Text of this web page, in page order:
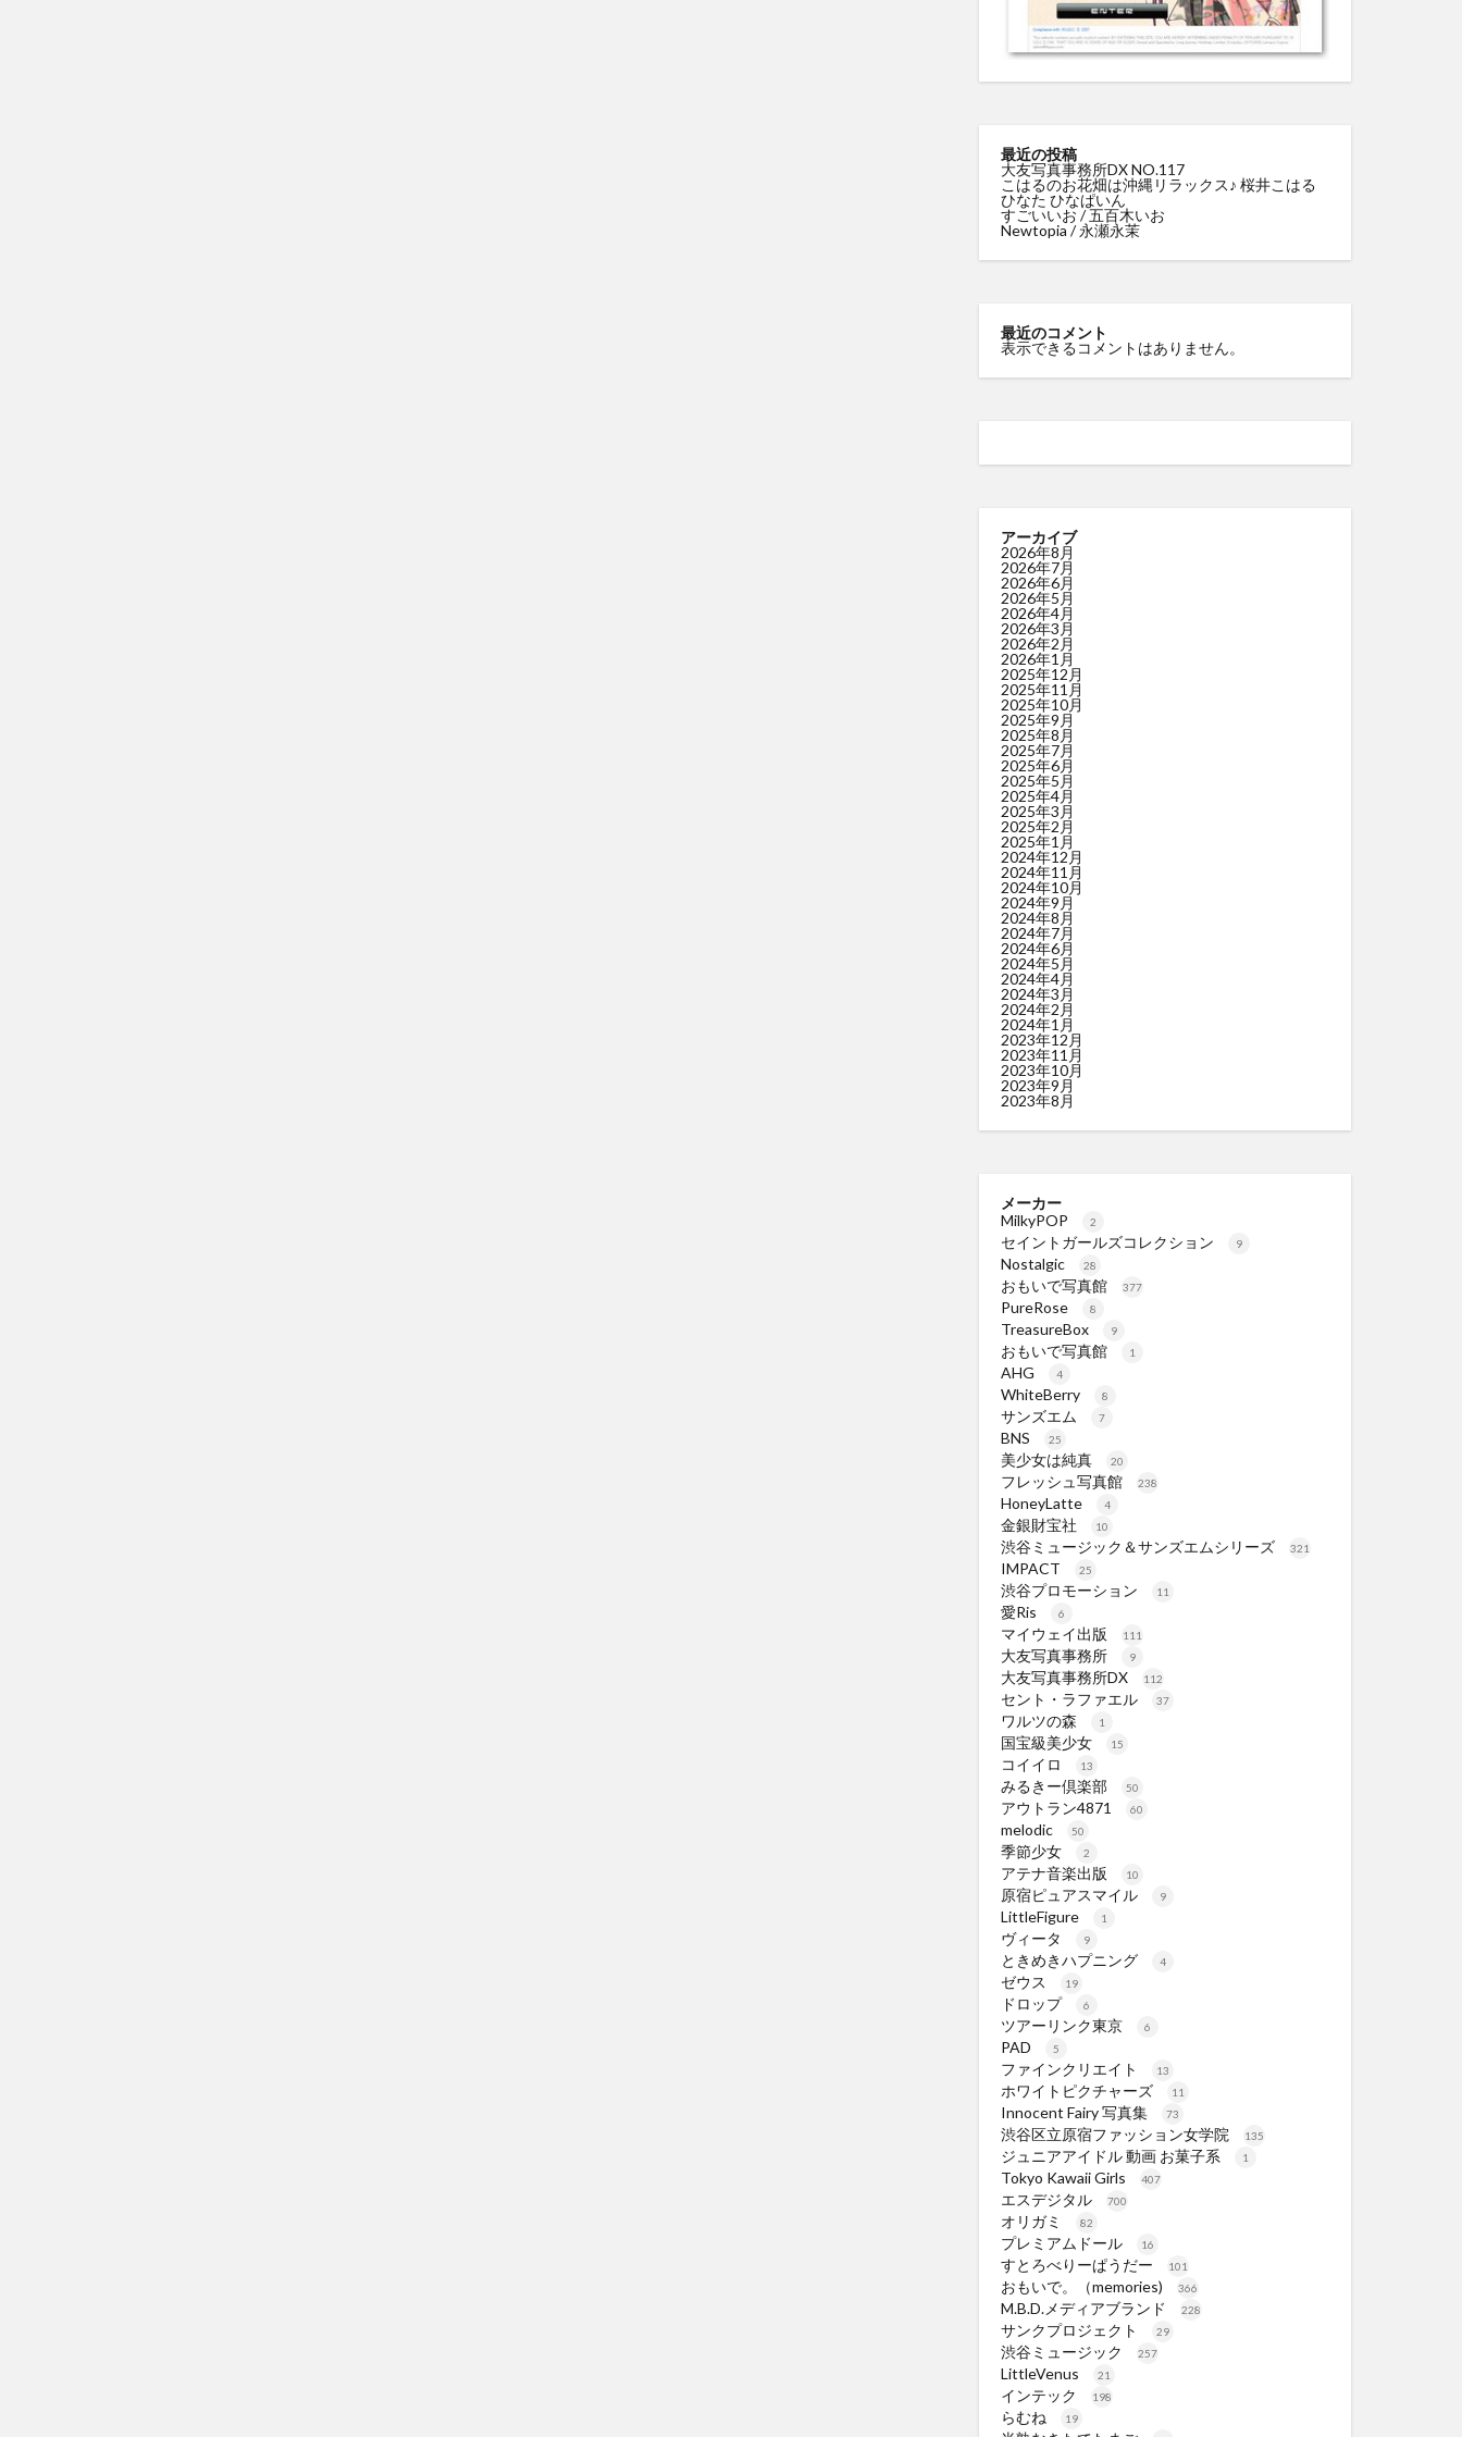
最近の投稿
大友写真事務所DX NO.117
こはるのお花畑は沖縄リラックス♪ 桜井こはる
ひなた ひなぱいん
すごいいお / 五百木いお
Newtopia / 永瀬永茉
最近のコメント
表示できるコメントはありません。
アーカイブ
2026年8月
2026年7月
2026年6月
2026年5月
2026年4月
2026年3月
2026年2月
2026年1月
2025年12月
2025年11月
2025年10月
2025年9月
2025年8月
2025年7月
2025年6月
2025年5月
2025年4月
2025年3月
2025年2月
2025年1月
2024年12月
2024年11月
2024年10月
2024年9月
2024年8月
2024年7月
2024年6月
2024年5月
2024年4月
2024年3月
2024年2月
2024年1月
2023年12月
2023年11月
2023年10月
2023年9月
2023年8月
メーカー
MilkyPOP
2
セイントガールズコレクション 9
Nostalgic 28
おもいで写真館 377
PureRose 8
TreasureBox 9
おもいで写真館 1
AHG 4
WhiteBerry 8
サンズエム 7
BNS 25
美少女は純真 20
フレッシュ写真館 238
HoneyLatte 4
金銀財宝社 10
渋谷ミュージック＆サンズエムシリーズ 321
IMPACT 25
渋谷プロモーション 11
愛Ris 6
マイウェイ出版 111
大友写真事務所 9
大友写真事務所DX 112
セント・ラファエル 37
ワルツの森 1
国宝級美少女 15
コイイロ 13
みるきー倶楽部 50
アウトラン4871 60
melodic 50
季節少女 2
アテナ音楽出版 10
原宿ピュアスマイル 9
LittleFigure 1
ヴィータ 9
ときめきハプニング 4
ゼウス 19
ドロップ 6
ツアーリンク東京 6
PAD 5
ファインクリエイト 13
ホワイトピクチャーズ 11
Innocent Fairy 写真集 73
渋谷区立原宿ファッション女学院 135
ジュニアアイドル 動画 お菓子系 1
Tokyo Kawaii Girls 407
エスデジタル 700
オリガミ 82
プレミアムドール 16
すとろべりーぱうだー 101
おもいで。（memories) 366
M.B.D.メディアブランド 228
サンクプロジェクト 29
渋谷ミュージック 257
LittleVenus 21
インテック 198
らむね 19